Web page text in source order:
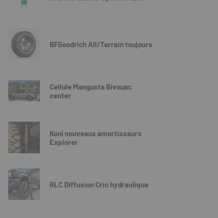
BFGoodrich All/Terrain toujours
Cellule Mangusta Bivouac
center
Koni nouveaux amortisseurs
Explorer
RLC Diffusion Cric hydraulique